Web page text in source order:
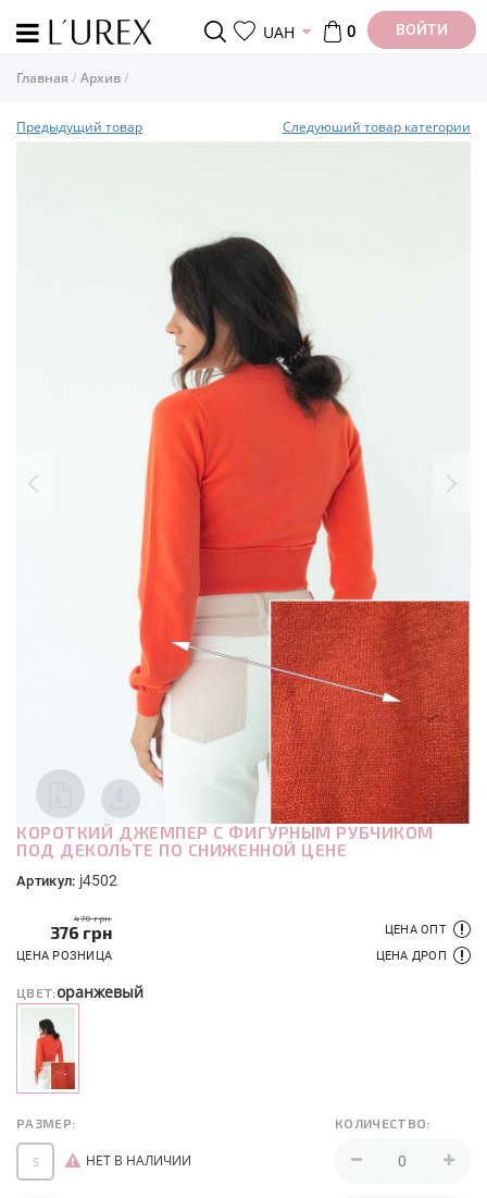
UAH 0 ВОЙТИ
Главная Архив
Предыдущий товар Следуюший товар категории
КОРОТКИЙ ДЖЕМПЕР С ФИГУРНЫМ РУБЧИКОМ
ПОД ДЕКОЛЬТЕ ПО СНИЖЕННОЙ ЦЕНЕ
Артикул: j4502
470 грн
376 грн
ЦЕНА РОЗНИЦА
ЦЕНА ОПТ
ЦЕНА ДРОП
ЦВЕТ:оранжевый
РАЗМЕР: КОЛИЧЕСТВО:
S НЕТ В НАЛИЧИИ